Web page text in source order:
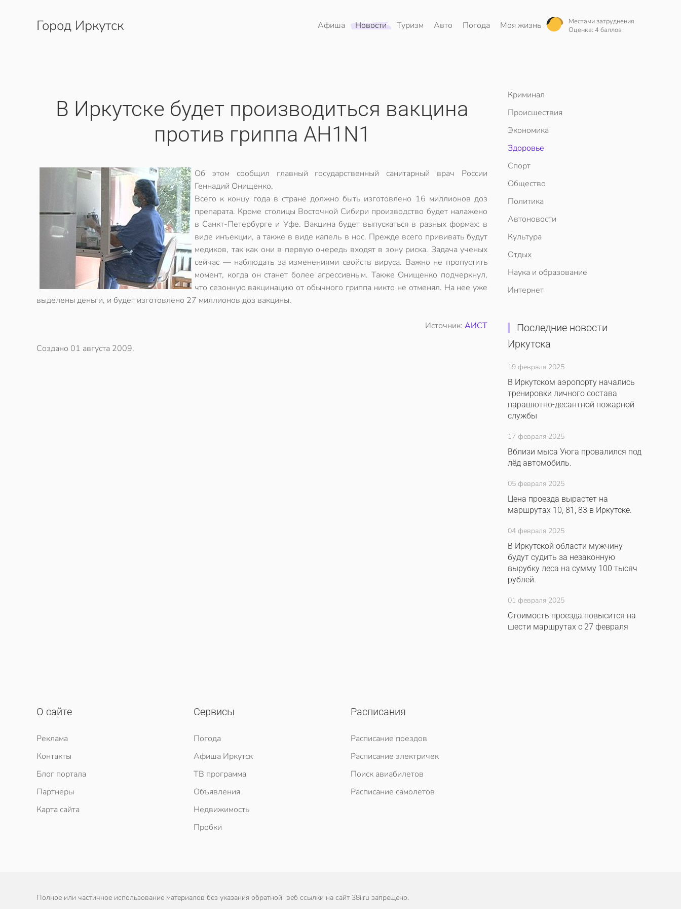
Перейти к содержимому
Город Иркутск Афиша Новости Туризм Авто Погода Моя жизнь
Местами затруднения
Оценка: 4 баллов
В Иркутске будет производиться вакцина
против гриппа АH1N1
Об этом сообщил главный государственный санитарный врач России
Геннадий Онищенко.
Всего к концу года в стране должно быть изготовлено 16 миллионов доз
препарата. Кроме столицы Восточной Сибири производство будет налажено
в Санкт-Петербурге и Уфе. Вакцина будет выпускаться в разных формах: в
виде инъекции, а также в виде капель в нос. Прежде всего прививать будут
медиков, так как они в первую очередь входят в зону риска. Задача ученых
сейчас — наблюдать за изменениями свойств вируса. Важно не пропустить
момент, когда он станет более агрессивным. Также Онищенко подчеркнул,
что сезонную вакцинацию от обычного гриппа никто не отменял. На нее уже
выделены деньги, и будет изготовлено 27 миллионов доз вакцины.
Источник: АИСТ
Создано 01 августа 2009.
Криминал
Происшествия
Экономика
Здоровье
Спорт
Общество
Политика
Автоновости
Культура
Отдых
Наука и образование
Интернет
Последние новости
Иркутска
19 февраля 2025
В Иркутском аэропорту начались
тренировки личного состава
парашютно-десантной пожарной
службы
17 февраля 2025
Вблизи мыса Уюга провалился под
лёд автомобиль.
05 февраля 2025
Цена проезда вырастет на
маршрутах 10, 81, 83 в Иркутске.
04 февраля 2025
В Иркутской области мужчину
будут судить за незаконную
вырубку леса на сумму 100 тысяч
рублей.
01 февраля 2025
Стоимость проезда повысится на
шести маршрутах с 27 февраля
О сайте
Реклама
Контакты
Блог портала
Партнеры
Карта сайта
Сервисы
Погода
Афиша Иркутск
ТВ программа
Объявления
Недвижимость
Пробки
Расписания
Расписание поездов
Расписание электричек
Поиск авиабилетов
Расписание самолетов
Полное или частичное использование материалов без указания обратной веб ссылки на сайт 38i.ru запрещено.